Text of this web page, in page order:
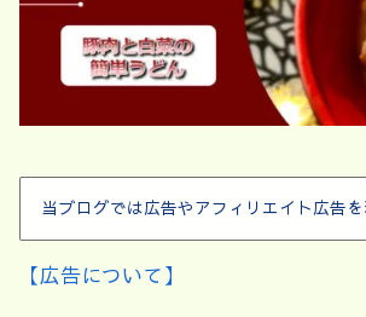
当ブログでは広告やアフィリエイト広告を
【広告について】